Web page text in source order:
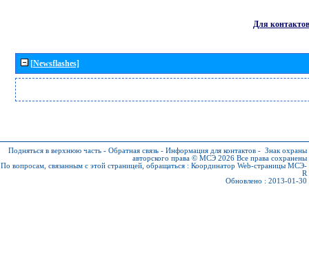
Для контактов
[Newsflashes]
Подняться в верхнюю часть - Обратная связь - Информация для контактов - Знак охраны
авторского права © МСЭ 2026 Все права сохранены
По вопросам, связанным с этой страницей, обращаться : Координатор Web-страницы МСЭ-
R
Обновлено : 2013-01-30